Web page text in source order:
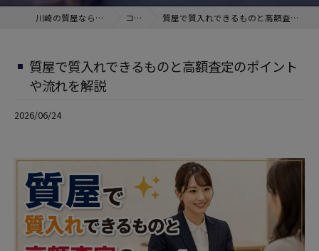
川崎の質屋なら株式会社鶴吉 コラム 質屋で質入れできるものと高額査定のポイントや流れを解説
質屋で質入れできるものと高額査定のポイント
や流れを解説
2026/06/24